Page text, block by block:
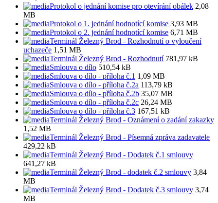
Protokol o jednání komise pro otevírání obálek 2,08
MB
Protokol o 1. jednání hodnotící komise 3,93 MB
Protokol o 2. jednání hodnotící komise 6,71 MB
Terminál Železný Brod - Rozhodnutí o vyloučení
uchazeče 1,51 MB
Terminál Železný Brod - Rozhodnutí781,97 kB
Smlouva o dílo 510,54 kB
Smlouva o dílo - příloha č.1 1,09 MB
Smlouva o dílo - příloha č.2a 113,79 kB
Smlouva o dílo - příloha č.2b 35,07 MB
Smlouva o dílo - příloha č.2c 26,24 MB
Smlouva o dílo - příloha č.3 167,51 kB
Terminál Železný Brod - Oznámení o zadání zakazky
1,52 MB
Terminál Železný Brod - Písemná zpráva zadavatele
429,22 kB
Terminál Železný Brod - Dodatek č.1 smlouvy
641,27 kB
Terminál Železný Brod - dodatek č.2 smlouvy 3,84
MB
Terminál Železný Brod - Dodatek č.3 smlouvy 3,74
MB